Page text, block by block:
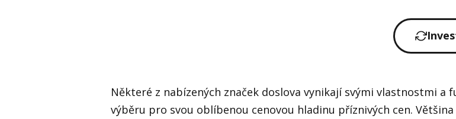
Některé z nabízených značek doslova vynikají svými vlastnostmi
výběru pro svou oblíbenou cenovou hladinu příznivých cen.